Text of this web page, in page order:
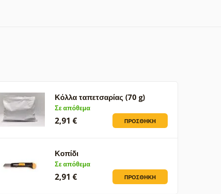
Κόλλα ταπετσαρίας (70 g)
Σε απόθεμα
2,91 € ΠΡΟΣΘΉΚΗ
Κοπίδι
Σε απόθεμα
2,91 € ΠΡΟΣΘΉΚΗ